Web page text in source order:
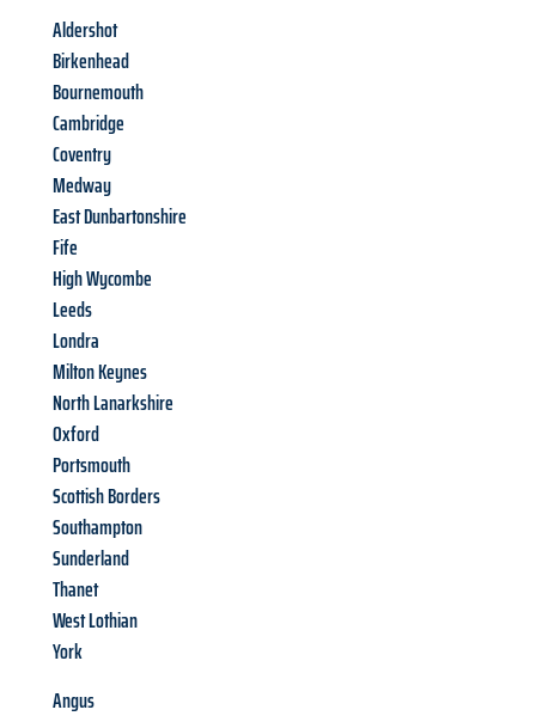
Aldershot
Birkenhead
Bournemouth
Cambridge
Coventry
Medway
East Dunbartonshire
Fife
High Wycombe
Leeds
Londra
Milton Keynes
North Lanarkshire
Oxford
Portsmouth
Scottish Borders
Southampton
Sunderland
Thanet
West Lothian
York
Angus